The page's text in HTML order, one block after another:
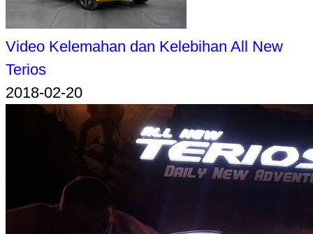
Video Kelemahan dan Kelebihan All New
Terios
2018-02-20